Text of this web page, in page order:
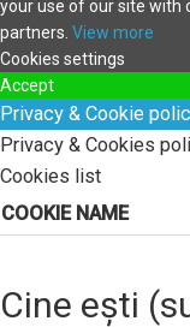
your use of our site with
partners. View more
Cookies settings
Accept
Privacy & Cookie
Privacy & Cookies
Cookies list
COOKIE NAME
Cine ești